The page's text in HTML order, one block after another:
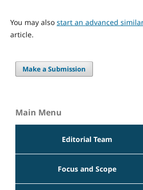
You may also start an advanced
article.
Make a Submission
Main Menu
Editorial Team
Focus and Scope